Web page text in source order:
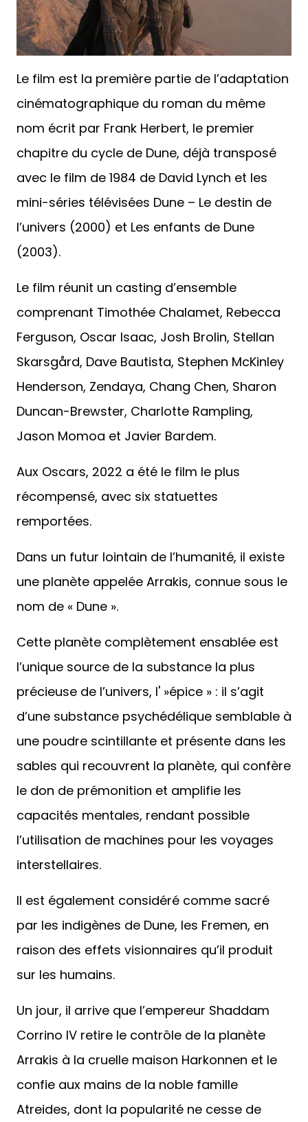
Le film est la première partie de l’adaptation
cinématographique du roman du même
nom écrit par Frank Herbert, le premier
chapitre du cycle de Dune, déjà transposé
avec le film de 1984 de David Lynch et les
mini-séries télévisées Dune – Le destin de
l’univers (2000) et Les enfants de Dune
(2003).
Le film réunit un casting d’ensemble
comprenant Timothée Chalamet, Rebecca
Ferguson, Oscar Isaac, Josh Brolin, Stellan
Skarsgård, Dave Bautista, Stephen McKinley
Henderson, Zendaya, Chang Chen, Sharon
Duncan-Brewster, Charlotte Rampling,
Jason Momoa et Javier Bardem.
Aux Oscars, 2022 a été le film le plus
récompensé, avec six statuettes
remportées.
Dans un futur lointain de l’humanité, il existe
une planète appelée Arrakis, connue sous le
nom de « Dune ».
Cette planète complètement ensablée est
l’unique source de la substance la plus
précieuse de l’univers, l' »épice » : il s’agit
d’une substance psychédélique semblable à
une poudre scintillante et présente dans les
sables qui recouvrent la planète, qui confère
le don de prémonition et amplifie les
capacités mentales, rendant possible
l’utilisation de machines pour les voyages
interstellaires.
Il est également considéré comme sacré
par les indigènes de Dune, les Fremen, en
raison des effets visionnaires qu’il produit
sur les humains.
Un jour, il arrive que l’empereur Shaddam
Corrino IV retire le contrôle de la planète
Arrakis à la cruelle maison Harkonnen et le
confie aux mains de la noble famille
Atreides, dont la popularité ne cesse de